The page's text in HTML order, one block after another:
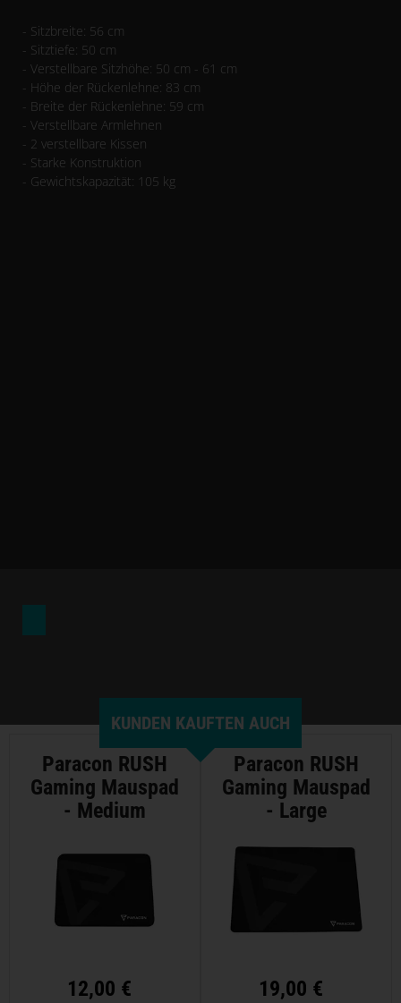
- Sitzbreite: 56 cm
- Sitztiefe: 50 cm
- Verstellbare Sitzhöhe: 50 cm - 61 cm
- Höhe der Rückenlehne: 83 cm
- Breite der Rückenlehne: 59 cm
- Verstellbare Armlehnen
- 2 verstellbare Kissen
- Starke Konstruktion
- Gewichtskapazität: 105 kg
KUNDEN KAUFTEN AUCH
Paracon RUSH
Gaming Mauspad
- Medium
12,00 €
Paracon RUSH
Gaming Mauspad
- Large
19,00 €